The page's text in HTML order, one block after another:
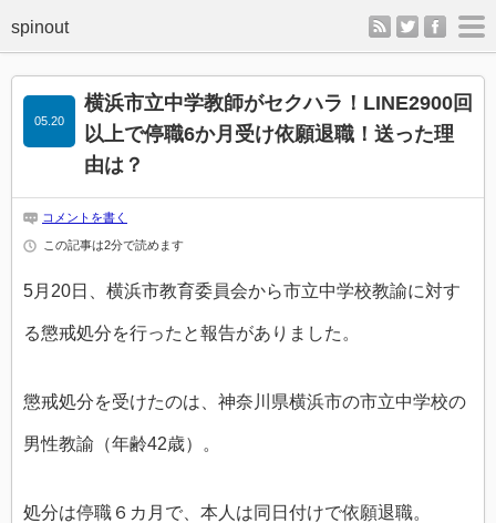
rss twitter
横浜市立中学教師がセクハラ！LINE2900回
以上で停職6か月受け依願退職！送った理
由は？
05.20
コメントを書く
この記事は2分で読めます
5月20日、横浜市教育委員会から市立中学校教諭に対す
る懲戒処分を行ったと報告がありました。
懲戒処分を受けたのは、神奈川県横浜市の市立中学校の
男性教諭（年齢42歳）。
処分は停職６カ月で、本人は同日付けで依願退職。